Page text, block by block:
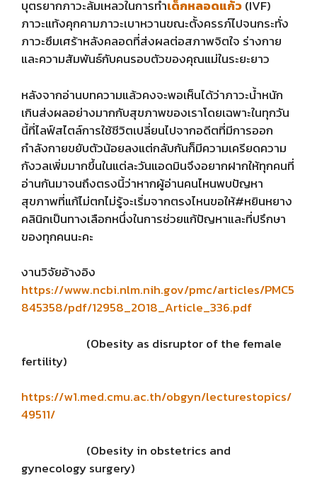
บุตรยากภาวะล้มเหลวในการทำเด็กหลอดแก้ว(IVF)
ภาวะแท้งคุกคามภาวะเบาหวานขณะตั้งครรภ์ไปจนกระทั่ง
ภาวะซึมเศร้าหลังคลอดที่ส่งผลต่อสภาพจิตใจ ร่างกาย
และความสัมพันธ์กับคนรอบตัวของคุณแม่ในระยะยาว
หลังจากอ่านบทความแล้วคงจะพอเห็นได้ว่าภาวะน้ำหนัก
เกินส่งผลอย่างมากกับสุขภาพของเราโดยเฉพาะในทุกวัน
นี้ที่ไลฟ์สไตล์การใช้ชีวิตเปลี่ยนไปจากอดีตที่มีการออก
กำลังกายขยับตัวน้อยลงแต่กลับกันก็มีความเครียดความ
กังวลเพิ่มมากขึ้นในแต่ละวันแอดมินจึงอยากฝากให้ทุกคนที่
อ่านกันมาจนถึงตรงนี้ว่าหากผู้อ่านคนไหนพบปัญหา
สุขภาพที่แก้ไม่ตกไม่รู้จะเริ่มจากตรงไหนขอให้#หยินหยาง
คลินิกเป็นทางเลือกหนึ่งในการช่วยแก้ปัญหาและที่ปรึกษา
ของทุกคนนะคะ
งานวิจัยอ้างอิง
https://www.ncbi.nlm.nih.gov/pmc/articles/PMC5
845358/pdf/12958_2018_Article_336.pdf
(Obesity as disruptor of the female
fertility)
https://w1.med.cmu.ac.th/obgyn/lecturestopics/
49511/
(Obesity in obstetrics and
gynecology surgery)